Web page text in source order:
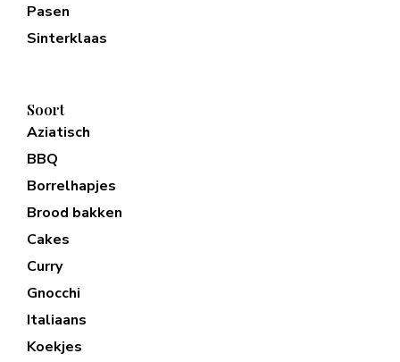
Pasen
Sinterklaas
Soort
Aziatisch
BBQ
Borrelhapjes
Brood bakken
Cakes
Curry
Gnocchi
Italiaans
Koekjes